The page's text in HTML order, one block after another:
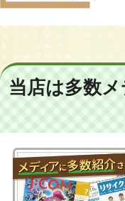
当店は多数